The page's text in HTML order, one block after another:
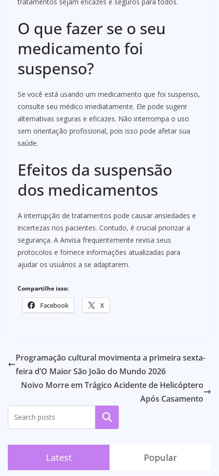
O que fazer se o seu
medicamento foi
suspenso?
Se você está usando um medicamento que foi suspenso,
consulte seu médico imediatamente. Ele pode sugerir
alternativas seguras e eficazes. Não interrompa o uso
sem orientação profissional, pois isso pode afetar sua
saúde.
Efeitos da suspensão
dos medicamentos
A interrupção de tratamentos pode causar ansiedades e
incertezas nos pacientes. Contudo, é crucial priorizar a
segurança. A Anvisa frequentemente revisa seus
protocolos e fornece informações atualizadas para
ajudar os usuários a se adaptarem.
Compartilhe isso:
Facebook X
Programação cultural movimenta a primeira sexta-
feira d’O Maior São João do Mundo 2026
Noivo Morre em Trágico Acidente de Helicóptero
Após Casamento
Pesquisar
Latest Popular